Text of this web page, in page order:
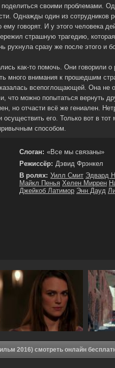
поделиться своими проблемами.
Однажды один из сотрудников
ему говорят. И у этого человека
страшную трагедию,
рухнула сразу же после этого и
как-то помочь. Они говорили
много внимания к прошедшим
всепоглощающей. Она не
что можно попытаться вернуть
но отчасти всё же гениален.
осуществить его. Только вот в
способом.
Слоган: «Все мы связаны»
Режиссёр: Дэвид Фрэнкел
В ролях: Уилл Смит Эдвард
Майкл Пенья Хелен Миррен
Джейкоб Латимор Энн Дауд
2016) смотреть онлайн